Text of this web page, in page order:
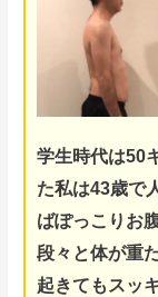
学生時代は50
た私は43歳で
ばぽっこりお
段々と体が重
起きてもスッ